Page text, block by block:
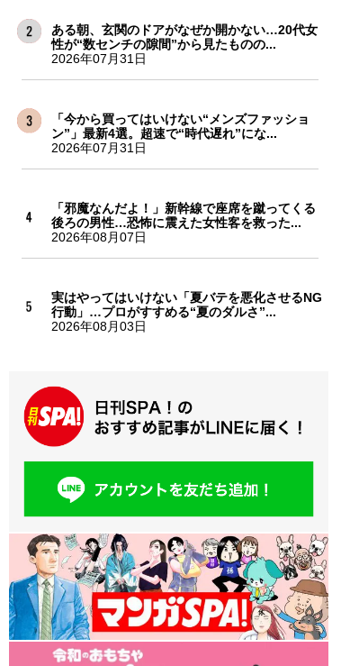
ある朝、玄関のドアがなぜか開かない…20代女
性が“数センチの隙間”から見たものの...
2026年07月31日
「今から買ってはいけない“メンズファッショ
ン”」最新4選。超速で“時代遅れ”にな...
2026年07月31日
「邪魔なんだよ！」新幹線で座席を蹴ってくる
後ろの男性…恐怖に震えた女性客を救った...
2026年08月07日
実はやってはいけない「夏バテを悪化させるNG
行動」…プロがすすめる“夏のダルさ”...
2026年08月03日